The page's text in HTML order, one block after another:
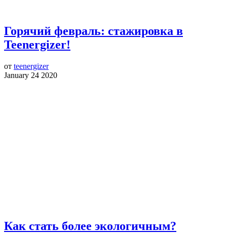
Горячий февраль: стажировка в
Teenergizer!
от teenergizer
January 24 2020
Как стать более экологичным?